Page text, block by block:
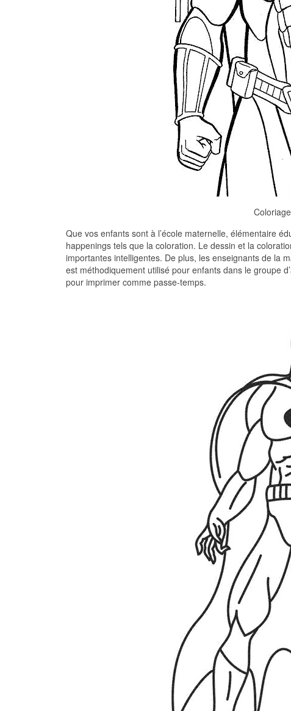
Que vos enfants sont à l’école maternelle, élémentaire
happenings tels que la coloration. Le dessin et la
importantes intelligentes. De plus, les enseignants de la
est méthodiquement utilisé pour enfants dans le groupe
pour imprimer comme passe-temps.